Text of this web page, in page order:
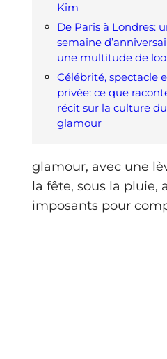
Kim
De Paris à Londres:
semaine
une multitude de
Célébrité, spectacle
privée: ce que
récit sur la culture du
glamour
glamour, avec une
la fête, sous la pluie,
imposants pour